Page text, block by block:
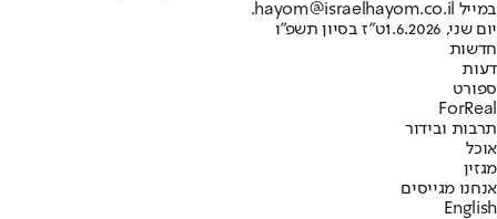
במייל hayom@israelhayom.co.il.
יום שני, 1.6.2026
ט"ז בסיון תשפ"ו
חדשות
דעות
ספורט
ForReal
תרבות ובידור
אוכל
מגזין
אנחנו מגייסים
English